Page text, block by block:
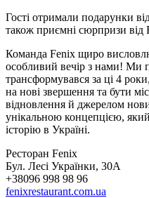
Гості отримали подарунки
також приємні сюрпризи від
Команда Fenix щиро
особливий вечір з нами! Ми
трансформувався за ці 4
на нові звершення та бути
відновлення й джерелом
унікальною концепцією,
історію в Україні.
Ресторан Fenix
Бул. Лесі Українки, 30А
+38096 998 98 96
fenixrestaurant.com.ua